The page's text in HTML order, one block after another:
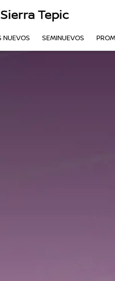
Tepic
NUEVOS SEMINUEVOS